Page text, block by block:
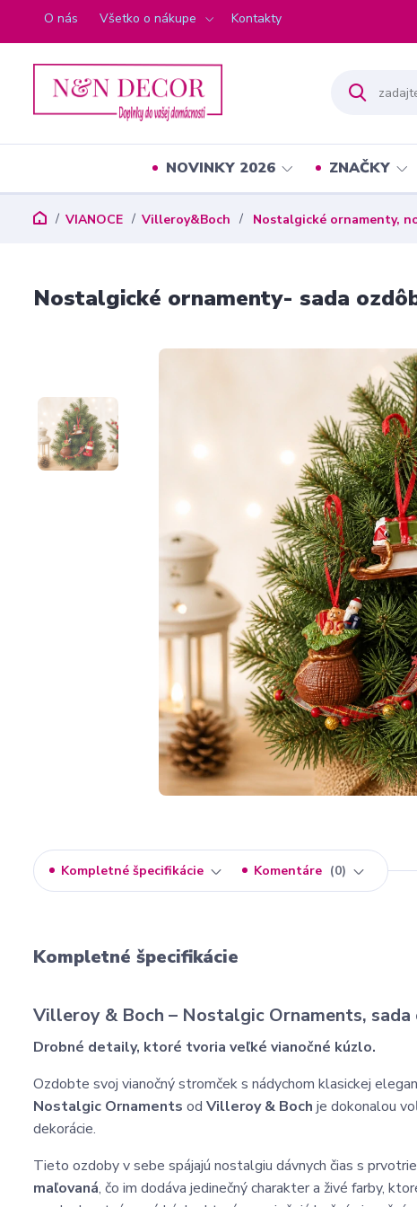
O nás Všetko o nákupe Kontakty
NOVINKY 2026 ZNAČKY
VIANOCE Villeroy&Boch Nostalgické ornamenty,
Nostalgické ornamenty- sada
Kompletné špecifikácie Komentáre 0
Kompletné špecifikácie
Villeroy & Boch – Nostalgic Ornaments, sada
Drobné detaily, ktoré tvoria veľké vianočné kúzlo.
Ozdobte svoj vianočný stromček s nádychom klasickej
Nostalgic Ornaments od Villeroy & Boch je dokonalou
dekorácie.
Tieto ozdoby v sebe spájajú nostalgiu dávnych čias s
maľovaná, čo im dodáva jedinečný charakter a živé farby,